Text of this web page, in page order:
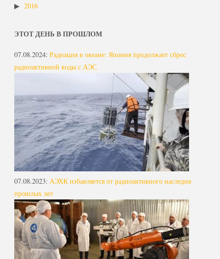
2016
ЭТОТ ДЕНЬ В ПРОШЛОМ
07.08.2024: Радиация в океане: Япония продолжает сброс
радиоактивной воды с АЭС
07.08.2023: АЭХК избавляется от радиоактивного наследия
прошлых лет